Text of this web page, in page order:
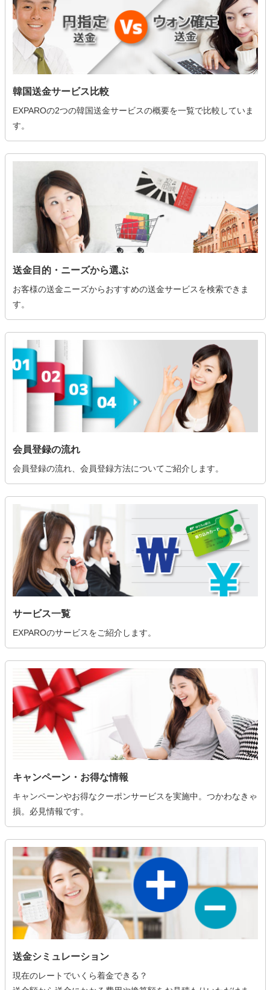
韓国送金サービス比較
EXPAROの2つの韓国送金サービスの概要を一覧で比較していま
す。
送金目的・ニーズから選ぶ
お客様の送金ニーズからおすすめの送金サービスを検索できま
す。
会員登録の流れ
会員登録の流れ、会員登録方法についてご紹介します。
サービス一覧
EXPAROのサービスをご紹介します。
キャンペーン・お得な情報
キャンペーンやお得なクーポンサービスを実施中。つかわなきゃ
損。必見情報です。
送金シミュレーション
現在のレートでいくら着金できる？